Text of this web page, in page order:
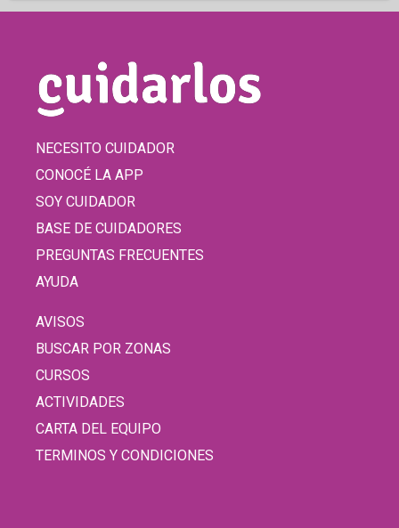
NECESITO CUIDADOR
CONOCÉ LA APP
SOY CUIDADOR
BASE DE CUIDADORES
PREGUNTAS FRECUENTES
AYUDA
AVISOS
BUSCAR POR ZONAS
CURSOS
ACTIVIDADES
CARTA DEL EQUIPO
TERMINOS Y CONDICIONES